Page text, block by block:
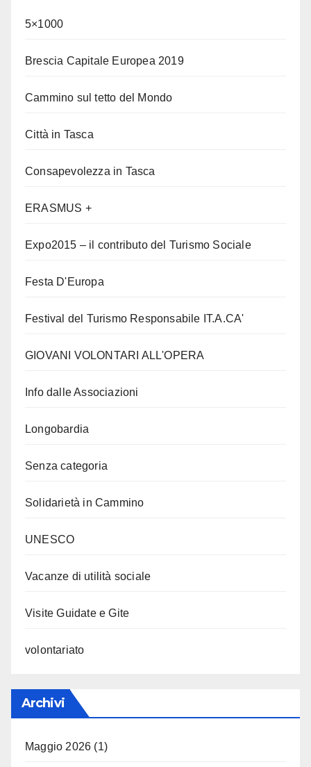
5×1000
Brescia Capitale Europea 2019
Cammino sul tetto del Mondo
Città in Tasca
Consapevolezza in Tasca
ERASMUS +
Expo2015 – il contributo del Turismo Sociale
Festa D'Europa
Festival del Turismo Responsabile IT.A.CA'
GIOVANI VOLONTARI ALL'OPERA
Info dalle Associazioni
Longobardia
Senza categoria
Solidarietà in Cammino
UNESCO
Vacanze di utilità sociale
Visite Guidate e Gite
volontariato
Archivi
Maggio 2026 (1)